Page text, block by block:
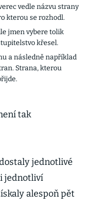
vedle názvu strany
kterou se rozhodl.
jmen vybere tolik
křesel.
a následně například
Strana, kterou
tak
jednotlivé
jednotliví
alespoň pět